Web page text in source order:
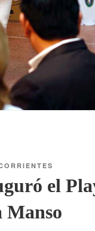
el
Manso